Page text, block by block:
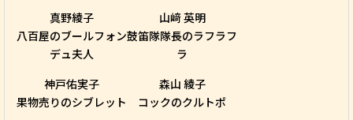
真野綾子
八百屋のブールフォン
デュ夫人
山﨑 英明
鼓笛隊隊長のラフラフ
ラ
神戸佑実子
果物売りのシブレット
森山 綾子
コックのクルトポ